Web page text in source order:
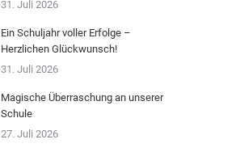
31. Juli 2026
Ein Schuljahr voller Erfolge –
Herzlichen Glückwunsch!
31. Juli 2026
Magische Überraschung an unserer
Schule
27. Juli 2026